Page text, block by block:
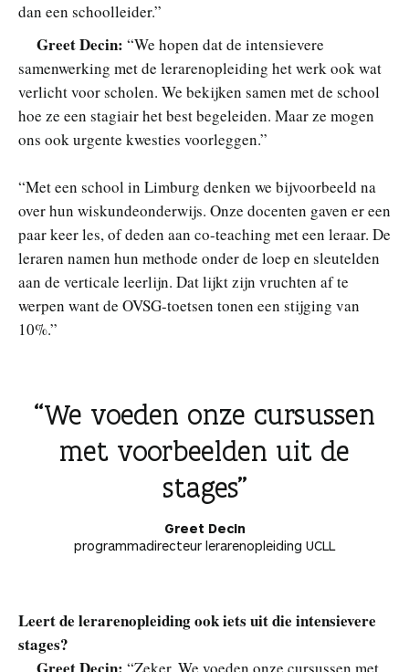
dan een schoolleider.”
Greet Decin: “We hopen dat de intensievere
samenwerking met de lerarenopleiding het werk ook wat
verlicht voor scholen. We bekijken samen met de school
hoe ze een stagiair het best begeleiden. Maar ze mogen
ons ook urgente kwesties voorleggen.”
“Met een school in Limburg denken we bijvoorbeeld na
over hun wiskundeonderwijs. Onze docenten gaven er een
paar keer les, of deden aan co-teaching met een leraar. De
leraren namen hun methode onder de loep en sleutelden
aan de verticale leerlijn. Dat lijkt zijn vruchten af te
werpen want de OVSG-toetsen tonen een stijging van
10%.”
We voeden onze cursussen
met voorbeelden uit de
stages
Greet Decin
programmadirecteur lerarenopleiding UCLL
Leert de lerarenopleiding ook iets uit die intensievere
stages?